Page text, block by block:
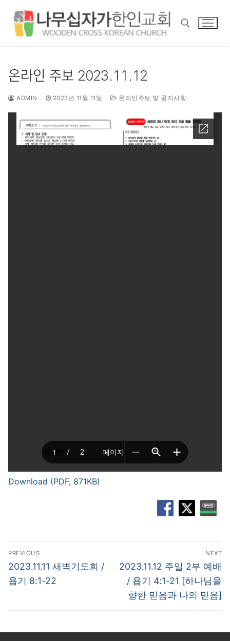
온라인 주보 2023.11.12
ADMIN 2023년 11월 11일 온라인주보 및 공지사항
Download (PDF, 871KB)
글
탐
색
PREVIOUS
Previous
post:
2023.11.11 새벽기도회 /
욥기 8:1-22
NEXT
Next
post:
2023.11.12 주일 2부 예배
/ 욥기 4:1-21 [하나님을
향한 믿음과 나의 믿음]